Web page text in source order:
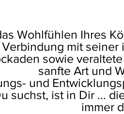
Wohlfühlen Ihres
mit
sowie
sanfte Art und
und
suchst, ist in Dir ...
immer